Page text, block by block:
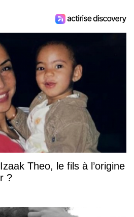
Theo, le fils à l’origine
?